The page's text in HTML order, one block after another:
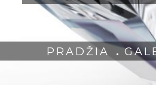
PRADŽIA